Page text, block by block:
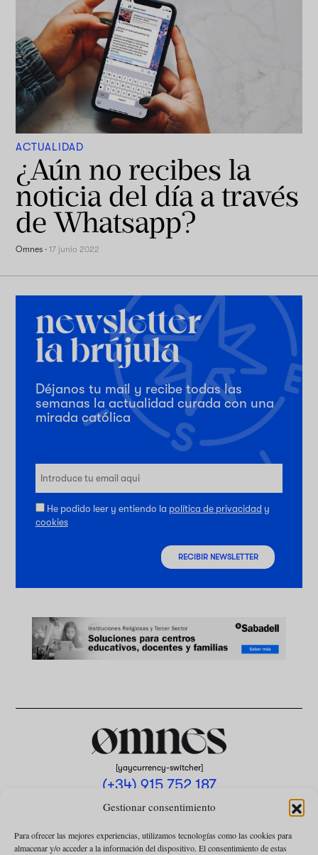
Gestionar consentimiento
Para ofrecer las mejores experiencias, utilizamos tecnologías como las cookies para
almacenar y/o acceder a la información del dispositivo. El consentimiento de estas
ACTUALIDAD
¿Aún no recibes la
noticia del día a través
de Whatsapp?
Omnes ·17 junio 2022
Déjanos tu mail y recibe todas las
semanas la actualidad curada con una
mirada católica
He podido leer y entiendo la política de privacidad y
cookies
RECIBIR NEWSLETTER
[yaycurrency-switcher]
(+34) 915 752 187
omnes@omnesmag.com